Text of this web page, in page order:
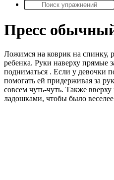
Пресс
Ложимся на коврик на спинку,
ребенка. Руки наверху прямые
подниматься . Если у девочки
помогать ей придерживая за
совсем чуть-чуть. Также
ладошками, чтобы было веселее